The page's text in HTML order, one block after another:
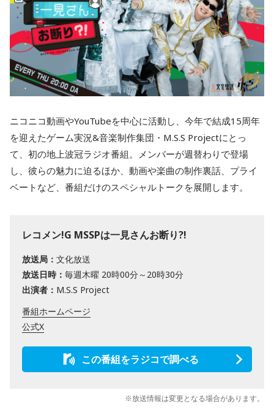
ニコニコ動画やYouTubeを中心に活動し、今年で結成15周年
を迎えたゲーム実況&音楽制作集団・M.S.S Projectにとっ
て、初の地上波冠ラジオ番組。メンバーが週替わりで登場
し、彼らの魅力に迫るほか、動画や楽曲の制作裏話、プライ
ベートなど、番組だけのスペシャルトークを展開します。
レコメン!G MSSPは一見さんお断り?!
放送局： 文化放送
放送日時： 毎週木曜 20時00分～20時30分
出演者： M.S.S Project
番組ホームページ
公式X
この番組をラジコで調べる
※放送情報は変更となる場合があります。